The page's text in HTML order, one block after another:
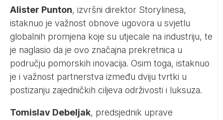
Alister Punton, izvršni direktor Storylinesa,
istaknuo je važnost obnove ugovora u svjetlu
globalnih promjena koje su utjecale na industriju, te
je naglasio da je ovo značajna prekretnica u
području pomorskih inovacija. Osim toga, istaknuo
je i važnost partnerstva između dviju tvrtki u
postizanju zajedničkih ciljeva održivosti i luksuza.
Tomislav Debeljak, predsjednik uprave